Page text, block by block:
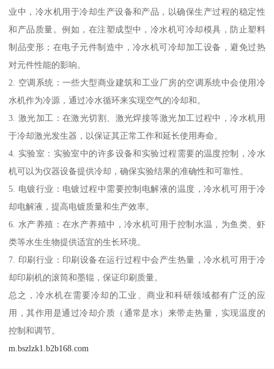
业中，冷水机用于冷却生产设备和产品，以确保生产过程的稳定性
和产品质量。例如，在注塑成型中，冷水机可冷却模具，防止塑料
制品变形；在电子元件制造中，冷水机可冷却加工设备，避免过热
对元件性能的影响。
2. 空调系统：一些大型商业建筑和工业厂房的空调系统中会使用冷
水机作为冷源，通过冷水循环来实现空气的冷却和。
3. 激光加工：在激光切割、激光焊接等激光加工过程中，冷水机用
于冷却激光发生器，以保证其正常工作和延长使用寿命。
4. 实验室：实验室中的许多设备和实验过程需要的温度控制，冷水
机可以为仪器设备提供冷却，确保实验结果的准确性和可靠性。
5. 电镀行业：电镀过程中需要控制电解液的温度，冷水机可用于冷
却电解液，提高电镀质量和生产效率。
6. 水产养殖：在水产养殖中，冷水机可用于控制水温，为鱼类、虾
类等水生生物提供适宜的生长环境。
7. 印刷行业：印刷设备在运行过程中会产生热量，冷水机可用于冷
却印刷机的滚筒和墨辊，保证印刷质量。
总之，冷水机在需要冷却的工业、商业和科研领域都有广泛的应
用，其作用是通过冷却介质（通常是水）来带走热量，实现温度的
控制和调节。
m.bszlzk1.b2b168.com